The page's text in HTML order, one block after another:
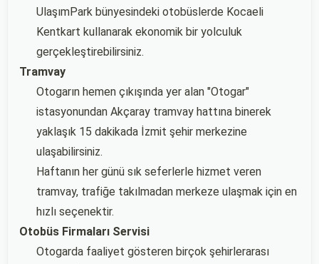
UlaşımPark bünyesindeki otobüslerde Kocaeli
Kentkart kullanarak ekonomik bir yolculuk
gerçekleştirebilirsiniz.
Tramvay
Otogarın hemen çıkışında yer alan "Otogar"
istasyonundan Akçaray tramvay hattına binerek
yaklaşık 15 dakikada İzmit şehir merkezine
ulaşabilirsiniz.
Haftanın her günü sık seferlerle hizmet veren
tramvay, trafiğe takılmadan merkeze ulaşmak için en
hızlı seçenektir.
Otobüs Firmaları Servisi
Otogarda faaliyet gösteren birçok şehirlerarası